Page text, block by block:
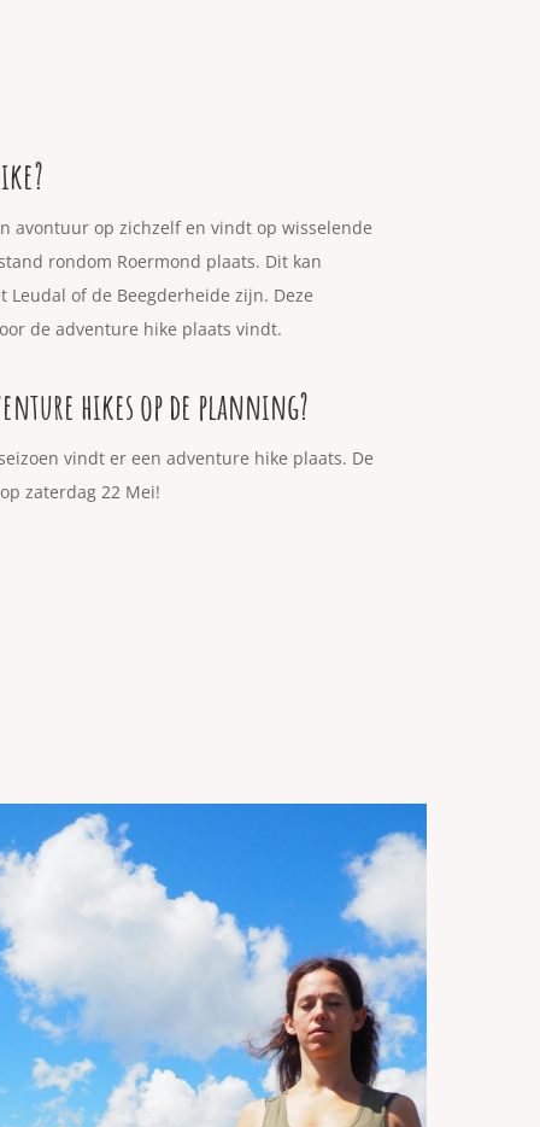
avontuur op zichzelf en vindt op wisselende
rondom Roermond plaats. Dit kan
of de Beegderheide zijn. Deze
de adventure hike plaats vindt.
hikes op de planning?
vindt er een adventure hike plaats. De
zaterdag 22 Mei!